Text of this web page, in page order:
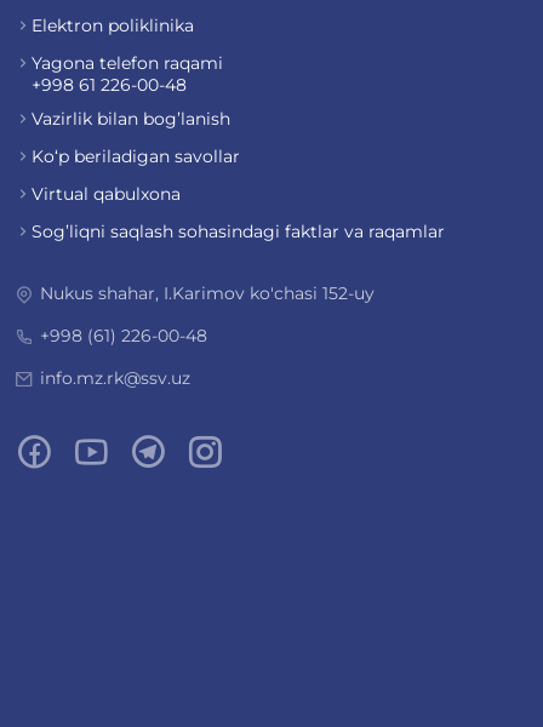
Elektron poliklinika
Yagona telefon raqami
+998 61 226-00-48
Vazirlik bilan bog’lanish
Ko‘p beriladigan savollar
Virtual qabulxona
Sog’liqni saqlash sohasindagi faktlar va raqamlar
Nukus shahar, I.Karimov ko'chasi 152-uy
+998 (61) 226-00-48
info.mz.rk@ssv.uz